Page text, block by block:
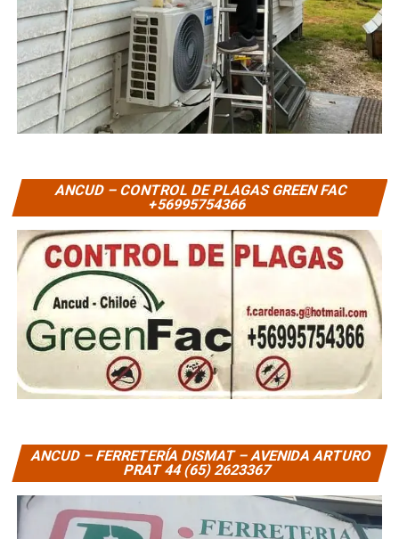
ANCUD – CONTROL DE PLAGAS GREEN FAC
+56995754366
ANCUD – FERRETERÍA DISMAT – AVENIDA ARTURO
PRAT 44 (65) 2623367